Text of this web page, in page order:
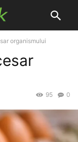
organismului
0
95